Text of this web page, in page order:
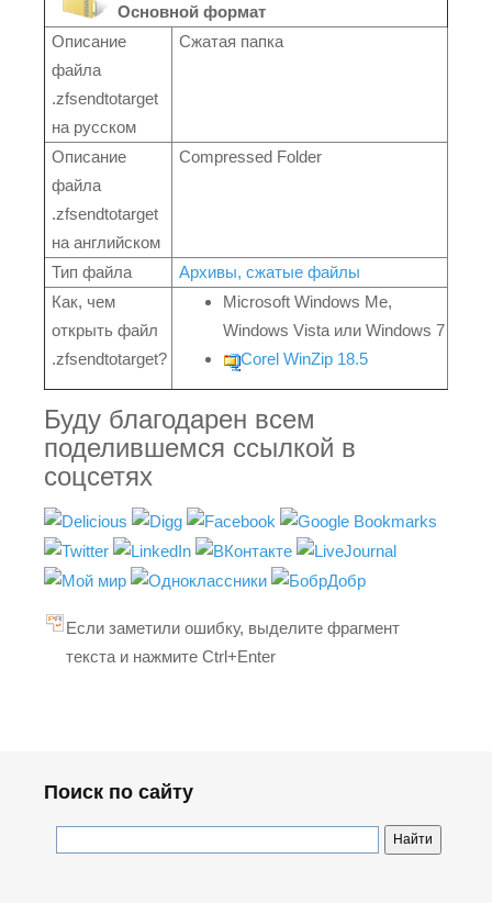
Основной формат
Описание
файла
.zfsendtotarget
на русском
Сжатая папка
Описание
файла
.zfsendtotarget
на английском
Compressed Folder
Тип файла
Архивы, сжатые файлы
Как, чем
открыть файл
.zfsendtotarget?
Microsoft Windows Me,
Windows Vista или Windows 7
Corel WinZip 18.5
Буду благодарен всем
поделившемся ссылкой в
соцсетях
Если заметили ошибку, выделите фрагмент
текста и нажмите Ctrl+Enter
Поиск по сайту